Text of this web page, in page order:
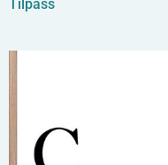
Tilpass